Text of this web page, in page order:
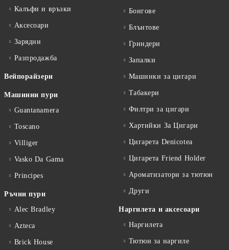
Калъфи и връзки
Аксесоари
Зарядни
Разпродажба
Вейпорайзери
Машинни пури
Guantanamera
Toscano
Villiger
Vasko Da Gama
Principes
Ръчни пури
Alec Bradley
Azteca
Brick House
Бонгове
Блънтове
Гриндери
Запалки
Машинки за цигари
Табакери
Филтри за цигари
Хартийки За Цигари
Цигарета Denicotea
Цигарета Friend Holder
Ароматизатори за тютюн
Други
Наргилета и аксесоари
Наргилета
Тютюн за наргиле